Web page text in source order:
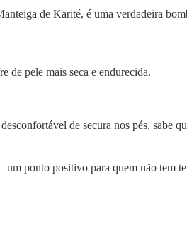
de Karité, é uma verdadeira
de pele mais seca e endurecida.
de secura nos pés, sabe
ponto positivo para quem não tem